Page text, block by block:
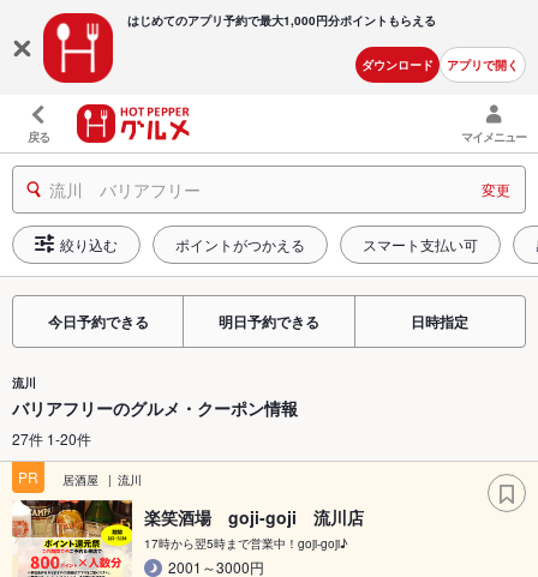
はじめてのアプリ予約で最大1,000円分ポイントもらえる
ダウンロード アプリで開く
戻る マイメニュー
流川 バリアフリー 変更
絞り込む ポイントがつかえる スマート支払い可
今日予約できる 明日予約できる 日時指定
流川
バリアフリーのグルメ・クーポン情報
27件 1-20件
PR
居酒屋 流川
楽笑酒場 goji-goji 流川店
17時から翌5時まで営業中！goji-goji♪
2001～3000円